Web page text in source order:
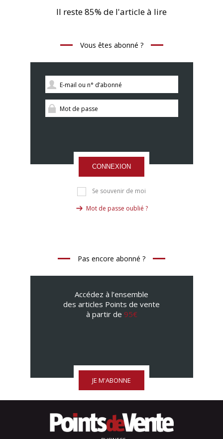
Il reste 85% de l'article à lire
Vous êtes abonné ?
CONNEXION
Se souvenir de moi
Mot de passe oublié ?
Pas encore abonné ?
Accédez à l’ensemble
des articles Points de vente
à partir de 95€
JE M'ABONNE